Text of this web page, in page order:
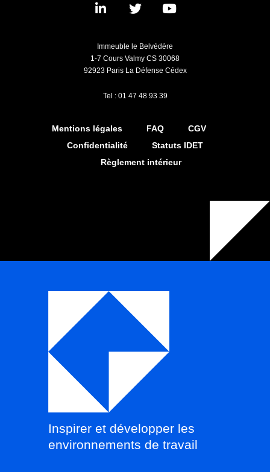
Immeuble le Belvédère
1-7 Cours Valmy CS 30068
92923 Paris La Défense Cédex
Tel : 01 47 48 93 39
Mentions légales FAQ
CGV
Confidentialité
Statuts IDET
Règlement intérieur
Inspirer et développer les
environnements de travail